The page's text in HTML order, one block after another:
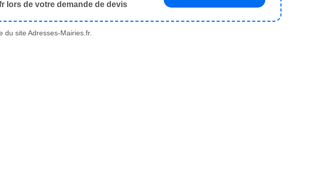
lors de votre demande de devis
site Adresses-Mairies.fr.